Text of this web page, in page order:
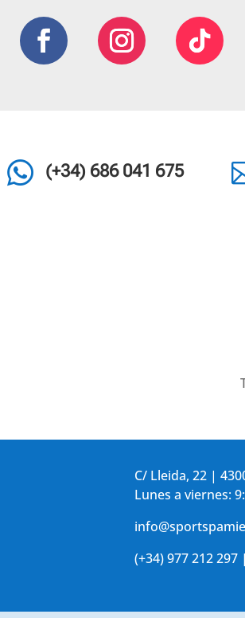
 (+34) 686 041 675
C/ Lleida, 22 |
Lunes a viernes:
(+34) 977 212 297